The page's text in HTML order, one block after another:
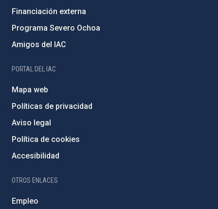
Financiación externa
Programa Severo Ochoa
Amigos del IAC
PORTAL DEL IAC
Mapa web
Políticas de privacidad
Aviso legal
Política de cookies
Accesibilidad
OTROS ENLACES
Empleo